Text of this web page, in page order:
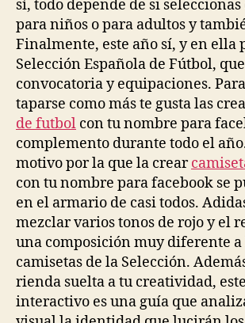
sí, todo depende de si
para niños o para adultos y
Finalmente, este año sí, y en ella
Selección Española de Fútbol,
convocatoria y equipaciones.
taparse como más te gusta las
de futbol con tu nombre para
complemento durante todo el
motivo por la que la crear
con tu nombre para facebook se
en el armario de casi todos.
mezclar varios tonos de rojo y el
una composición muy diferente
camisetas de la Selección.
rienda suelta a tu creatividad,
interactivo es una guía que